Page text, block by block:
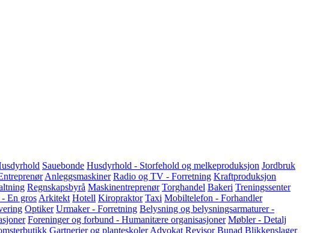
Sauebonde Husdyrhold - Storfehold og melkeproduksjon Jordbruk
Anleggsmaskiner Radio og TV - Forretning Kraftproduksjon
Regnskapsbyrå Maskinentreprenør Torghandel Bakeri Treningssenter
En gros Arkitekt Hotell Kiropraktor Taxi Mobiltelefon - Forhandler
Optiker Urmaker - Forretning Belysning og belysningsarmaturer -
Foreninger og forbund - Humanitære organisasjoner Møbler - Detalj
Gartnerier og planteskoler Advokat Revisor Bunad Blikkenslager